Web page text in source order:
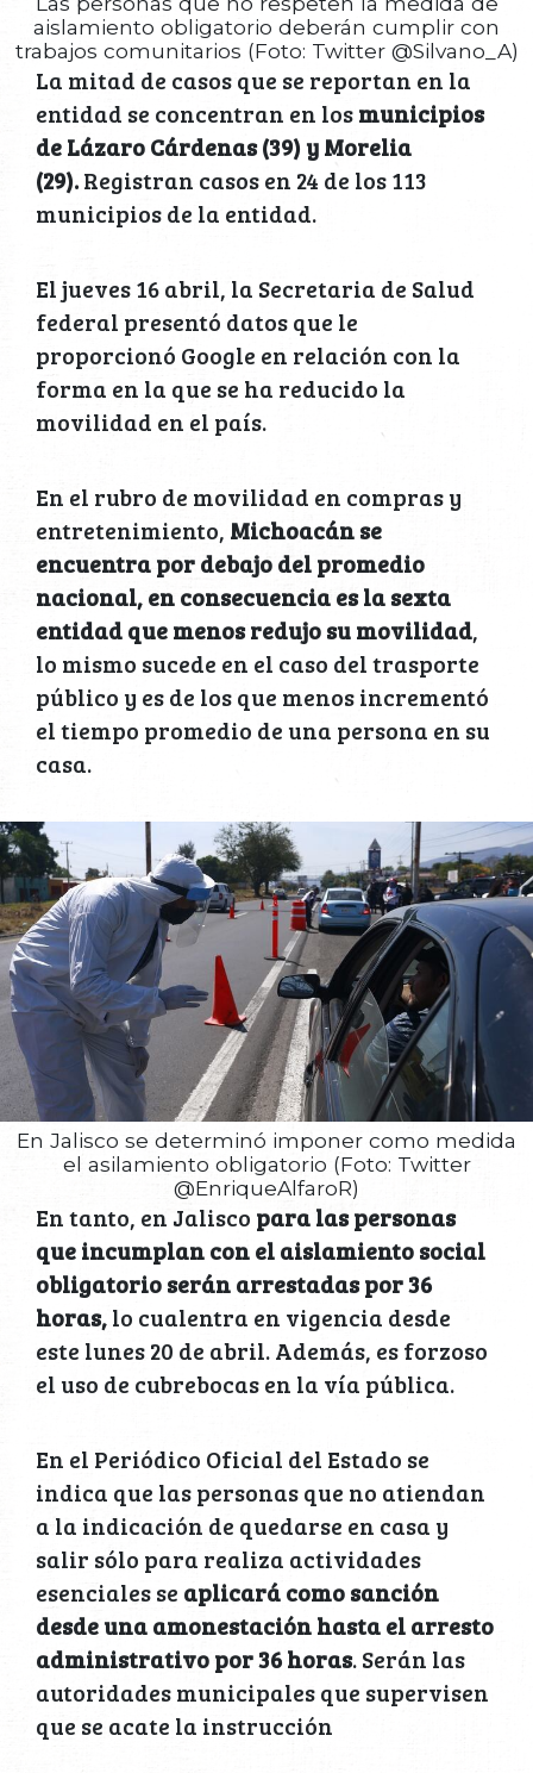
aislamiento obligatorio deberán cumplir con
trabajos comunitarios (Foto: Twitter @Silvano_A)
La mitad de casos que se reportan en la
entidad se concentran en losmunicipios
de Lázaro Cárdenas (39) y Morelia
(29).Registran casos en 24 de los 113
municipios de la entidad.
El jueves 16 abril, la Secretaria de Salud
federal presentó datos que le
proporcionó Google en relación con la
forma en la que se ha reducido la
movilidad en el país.
En el rubro de movilidad en compras y
entretenimiento, Michoacán se
encuentra por debajo del promedio
nacional, en consecuencia es la sexta
entidad que menos redujo su movilidad,
lo mismo sucede en el caso del trasporte
público y es de los que menos incrementó
el tiempo promedio de una persona en su
casa.
En Jalisco se determinó imponer como medida
el asilamiento obligatorio (Foto: Twitter
@EnriqueAlfaroR)
En tanto, en Jalisco para las personas
que incumplan con el aislamiento social
obligatorio serán arrestadas por 36
horas,lo cualentra en vigencia desde
este lunes 20 de abril. Además, es forzoso
el uso de cubrebocas en la vía pública.
En el Periódico Oficial del Estado se
indica que las personas que no atiendan
a la indicación de quedarse en casa y
salir sólo para realiza actividades
esenciales se aplicará como sanción
desde una amonestación hasta el arresto
administrativo por 36 horas. Serán las
autoridades municipales que supervisen
que se acate la instrucción